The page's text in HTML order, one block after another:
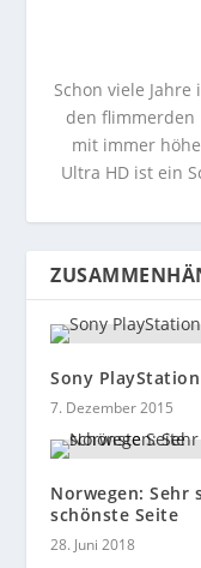
Schon viele
den flimmerden
mit immer
Ultra HD ist ein
Sony
7. Dezember 2015
Norwegen: Sehr
schönste Seite
28. Juni 2018